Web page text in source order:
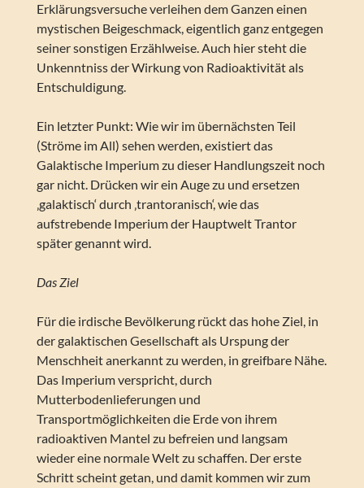
Erklärungsversuche verleihen dem Ganzen einen
mystischen Beigeschmack, eigentlich ganz entgegen
seiner sonstigen Erzählweise. Auch hier steht die
Unkenntniss der Wirkung von Radioaktivität als
Entschuldigung.
Ein letzter Punkt: Wie wir im übernächsten Teil
(Ströme im All) sehen werden, existiert das
Galaktische Imperium zu dieser Handlungszeit noch
gar nicht. Drücken wir ein Auge zu und ersetzen
‚galaktisch‘ durch ‚trantoranisch‘, wie das
aufstrebende Imperium der Hauptwelt Trantor
später genannt wird.
Das Ziel
Für die irdische Bevölkerung rückt das hohe Ziel, in
der galaktischen Gesellschaft als Urspung der
Menschheit anerkannt zu werden, in greifbare Nähe.
Das Imperium verspricht, durch
Mutterbodenlieferungen und
Transportmöglichkeiten die Erde von ihrem
radioaktiven Mantel zu befreien und langsam
wieder eine normale Welt zu schaffen. Der erste
Schritt scheint getan, und damit kommen wir zum